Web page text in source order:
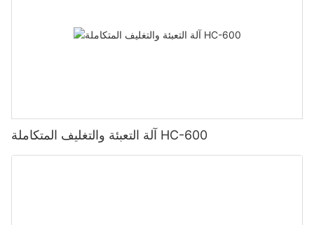
آلة التعبئة والتغليف المتكاملة HC-600